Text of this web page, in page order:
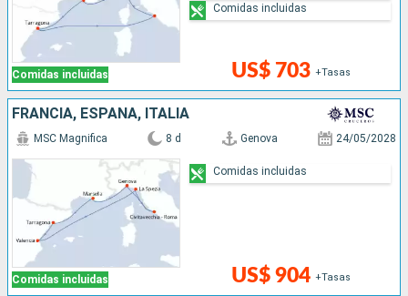
Comidas incluidas US$ 703 +Tasas
Comidas incluidas
FRANCIA, ESPAÑA, ITALIA
Comidas incluidas
MSC Magnifica 8 d Genova 24/05/2028
US$ 904 +Tasas
Comidas incluidas